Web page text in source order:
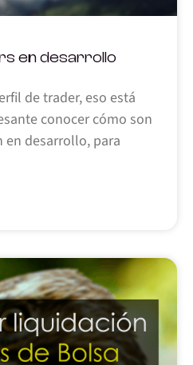
en desarrollo
de trader, eso está
conocer cómo son
en desarrollo, para